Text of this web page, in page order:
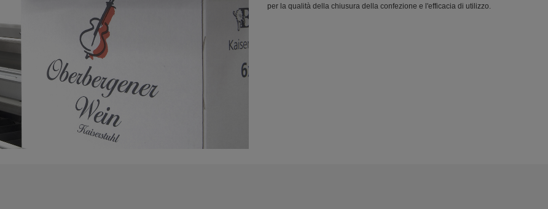
per la qualità della chiusura della confezione e l'efficacia di utilizzo.